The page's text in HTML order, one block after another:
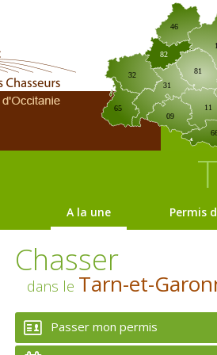
09
31
32
46
65
81
82
11
A la une Permis
Chasser
dans le Tarn-et-
Passer mon permis